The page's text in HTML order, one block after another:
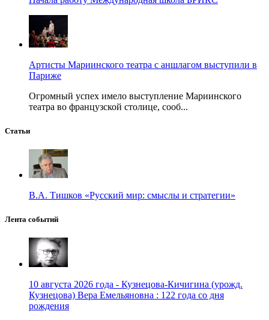
Артисты Мариинского театра с аншлагом выступили в
Париже
Огромный успех имело выступление Мариинского
театра во французской столице, сооб...
Статьи
В.А. Тишков «Русский мир: смыслы и стратегии»
Лента событий
10 августа 2026 года - Кузнецова-Кичигина (урожд.
Кузнецова) Вера Емельяновна : 122 года со дня
рождения